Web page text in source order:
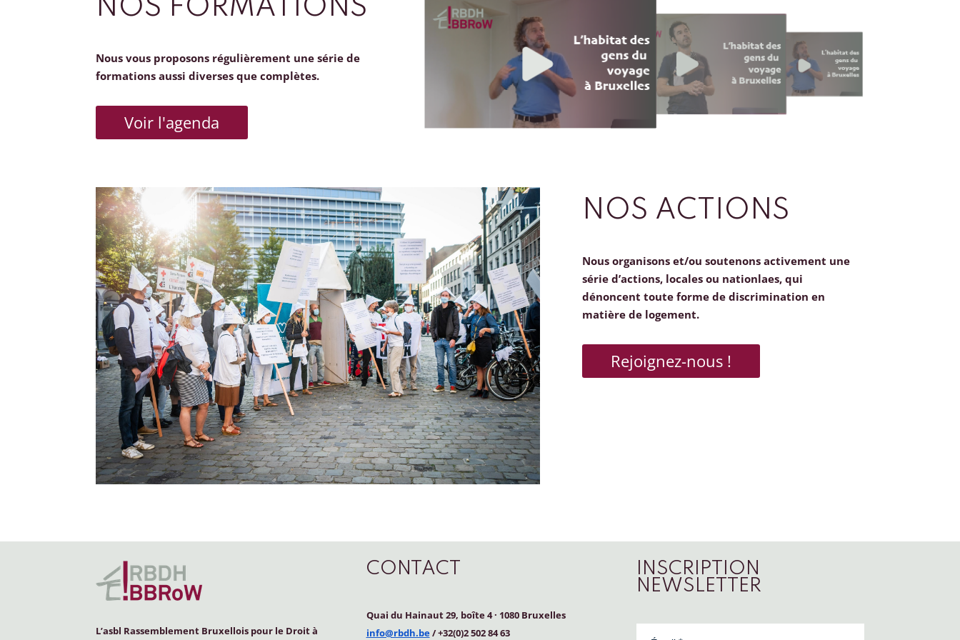
NOS FORMATIONS
Nous vous proposons régulièrement une série de
formations aussi diverses que complètes.
Voir l'agenda
NOS ACTIONS
Nous organisons et/ou soutenons activement une
série d’actions, locales ou nationlaes, qui
dénoncent toute forme de discrimination en
matière de logement.
Rejoignez-nous !
L’asbl Rassemblement Bruxellois pour le Droit à
CONTACT
Quai du Hainaut 29, boîte 4· 1080 Bruxelles
info@rbdh.be/ +32(0)2 502 84 63
INSCRIPTION
NEWSLETTER